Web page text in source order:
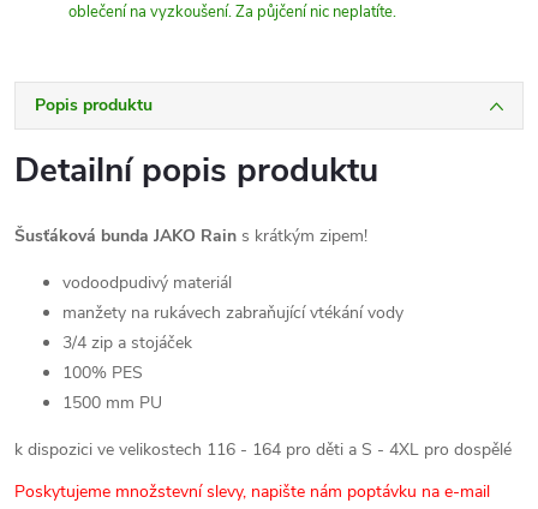
oblečení na vyzkoušení. Za půjčení nic neplatíte.
Popis produktu
Detailní popis produktu
Šusťáková bunda JAKO Rain s krátkým zipem!
vodoodpudivý materiál
manžety na rukávech zabraňující vtékání vody
3/4 zip a stojáček
100% PES
1500 mm PU
k dispozici ve velikostech 116 - 164 pro děti a S - 4XL pro dospělé
Poskytujeme množstevní slevy, napište nám poptávku na e-mail